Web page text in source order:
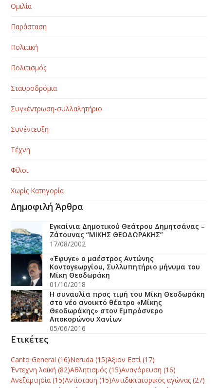
Ομιλία
Παράσταση
Πολιτική
Πολιτισμός
Σταυροδρόμια
Συγκέντρωση-συλλαλητήριο
Συνέντευξη
Τέχνη
Φίλοι
Χωρίς Κατηγορία
Δημοφιλή Άρθρα
Εγκαίνια Δημοτικού Θεάτρου Δημητσάνας –
Ζάτουνας “ΜΙΚΗΣ ΘΕΟΔΩΡΑΚΗΣ”
17/08/2002
«Έφυγε» ο μαέστρος Αντώνης
Κοντογεωργίου, Συλλυπητήριο μήνυμα του
Μίκη Θεοδωράκη
01/10/2018
Η συναυλία προς τιμή του Μίκη Θεοδωράκη
στο νέο ανοικτό θέατρο «Μίκης
Θεοδωράκης» στον Εμπρόσνερο
Αποκορώνου Χανίων
05/06/2016
Ετικέτες
Canto General (16)Neruda (15)Άξιον Εστί(17)
Έντεχνη λαϊκή (82)Αθλητισμός (15)Αναγόρευση (16)
Ανεξαρτησία (15)Αντίσταση (15)Αντιδικτατορικός αγώνας (27)